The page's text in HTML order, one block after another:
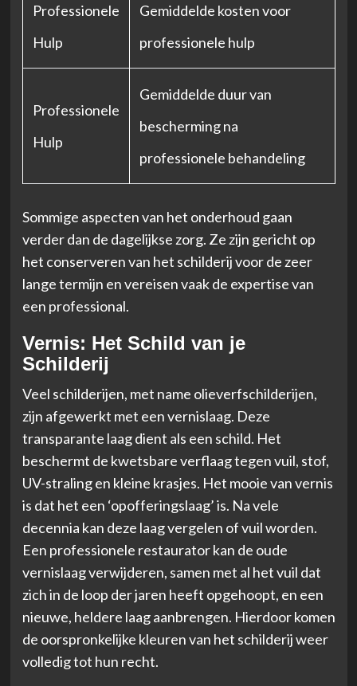
Professionele
Hulp
Gemiddelde kosten voor
professionele hulp
Professionele
Hulp
Gemiddelde duur van
bescherming na
professionele behandeling
Sommige aspecten van het onderhoud gaan
verder dan de dagelijkse zorg. Ze zijn gericht op
het conserveren van het schilderij voor de zeer
lange termijn en vereisen vaak de expertise van
een professional.
Vernis: Het Schild van je
Schilderij
Veel schilderijen, met name olieverfschilderijen,
zijn afgewerkt met een vernislaag. Deze
transparante laag dient als een schild. Het
beschermt de kwetsbare verflaag tegen vuil, stof,
UV-straling en kleine krasjes. Het mooie van vernis
is dat het een ‘opofferingslaag’ is. Na vele
decennia kan deze laag vergelen of vuil worden.
Een professionele restaurator kan de oude
vernislaag verwijderen, samen met al het vuil dat
zich in de loop der jaren heeft opgehoopt, en een
nieuwe, heldere laag aanbrengen. Hierdoor komen
de oorspronkelijke kleuren van het schilderij weer
volledig tot hun recht.